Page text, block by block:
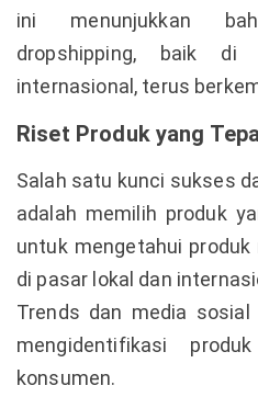
ini menunjukkan
dropshipping, baik di
internasional, terus
Riset Produk yang
Salah satu kunci sukses
adalah memilih produk
untuk mengetahui
di pasar lokal dan
Trends dan media
mengidentifikasi
konsumen.